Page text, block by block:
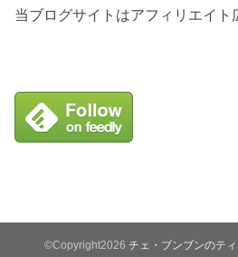
当ブログサイトはアフィリエイト
©Copyright2026 チェ・ブンブンのテ